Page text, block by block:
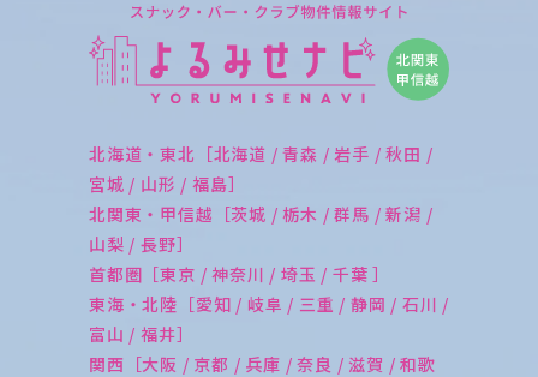
北海道・東北［北海道 / 青森 / 岩手 / 秋田 /
宮城 / 山形 / 福島］
北関東・甲信越［茨城 / 栃木 / 群馬 / 新潟 /
山梨 / 長野］
首都圏［東京 / 神奈川 / 埼玉 / 千葉 ］
東海・北陸［愛知 / 岐阜 / 三重 / 静岡 / 石川 /
富山 / 福井］
関西［大阪 / 京都 / 兵庫 / 奈良 / 滋賀 / 和歌